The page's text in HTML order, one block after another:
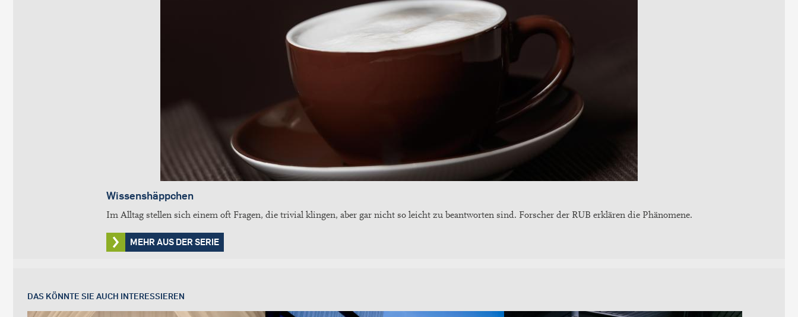
Wissenshäppchen
Im Alltag stellen sich einem oft Fragen, die trivial klingen, aber gar nicht so leicht zu beantworten sind. Forscher der RUB erklären die Phänomene.
MEHR AUS DER SERIE
DAS KÖNNTE SIE AUCH INTERESSIEREN